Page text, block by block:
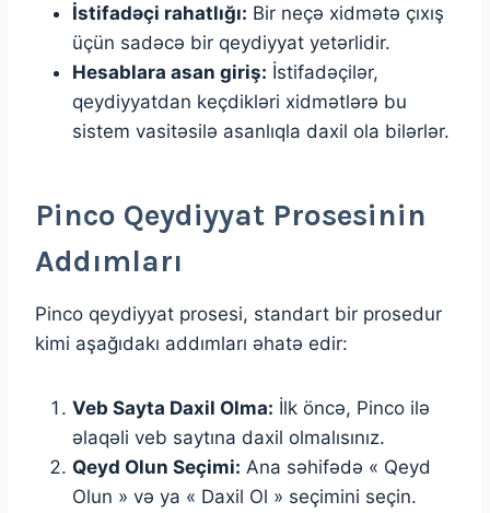
İstifadəçi rahatlığı: Bir neçə xidmətə çıxış
üçün sadəcə bir qeydiyyat yetərlidir.
Hesablara asan giriş: İstifadəçilər,
qeydiyyatdan keçdikləri xidmətlərə bu
sistem vasitəsilə asanlıqla daxil ola bilərlər.
Pinco Qeydiyyat Prosesinin
Addımları
Pinco qeydiyyat prosesi, standart bir prosedur
kimi aşağıdakı addımları əhatə edir:
Veb Sayta Daxil Olma: İlk öncə, Pinco ilə
əlaqəli veb saytına daxil olmalısınız.
Qeyd Olun Seçimi: Ana səhifədə « Qeyd
Olun » və ya « Daxil Ol » seçimini seçin.